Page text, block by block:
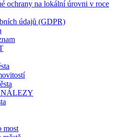
ochrany na lokální úrovni v roce
údajů (GDPR)
most